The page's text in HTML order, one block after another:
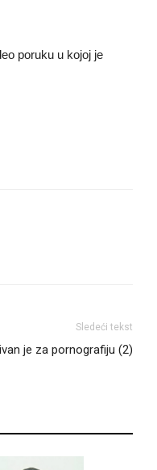
poruku u kojoj je
Sledeći tekst
je za pornografiju (2)